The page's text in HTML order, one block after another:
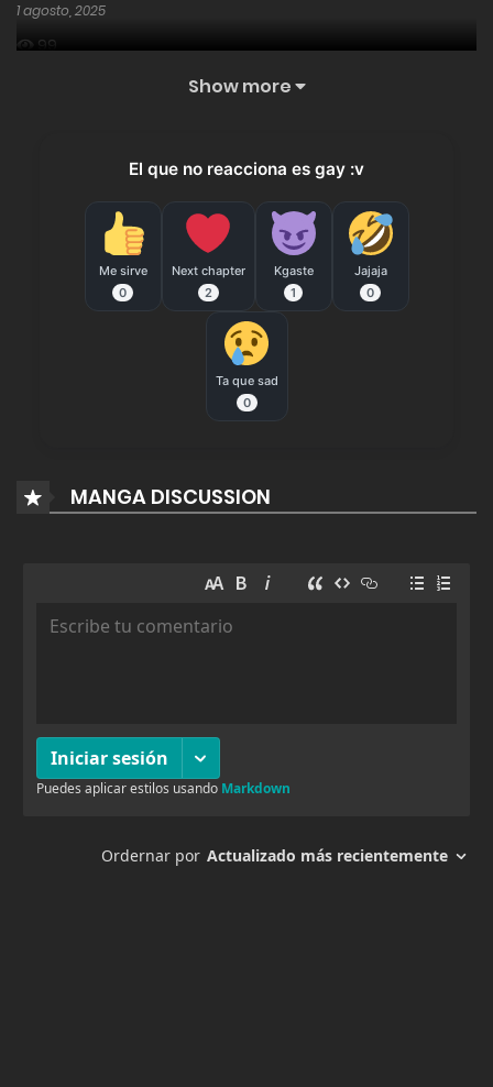
1 agosto, 2025
99
1 agosto, 2025
1 agosto, 2025
1 agosto, 2025
1 agosto, 2025
137
Show more
El que no reacciona es gay :v
Me sirve
0
Next chapter
2
Kgaste
1
Jajaja
0
Ta que sad
0
MANGA DISCUSSION